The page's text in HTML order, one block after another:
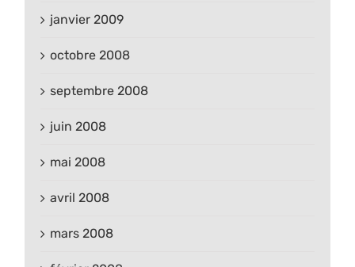
janvier 2009
octobre 2008
septembre 2008
juin 2008
mai 2008
avril 2008
mars 2008